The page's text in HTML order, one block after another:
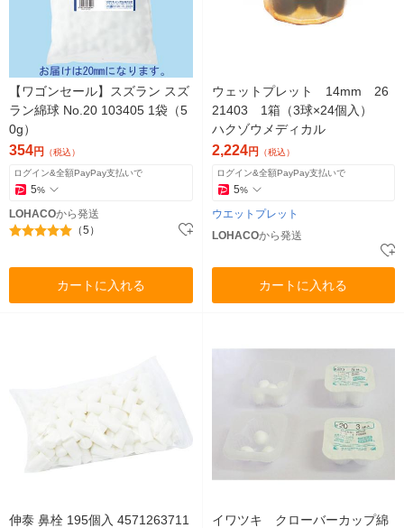
【ワゴンセール】スズラン スズ
ラン綿球 No.20 103405 1袋（5
0g）
354円 （税込）
ログイン&全額PayPay支払いで
5%
LOHACOから発送
（5）
カートに入れる
ウェットプレット 14mm 26
21403 1箱（3球×24個入）
ハクゾウメディカル
2,224円 （税込）
ログイン&全額PayPay支払いで
5%
ウエットプレット
LOHACOから発送
カートに入れる
伸泰 鼻栓 195個入 4571263711
イワツキ クローバーカップ綿